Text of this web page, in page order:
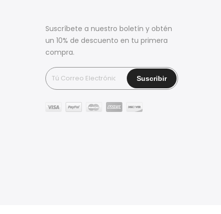
Suscríbete a nuestro boletín y obtén
un 10% de descuento en tu primera
compra.